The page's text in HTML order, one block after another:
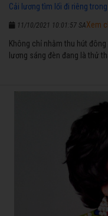
Cải lương tìm lối đi riêng
11/10/2021 10:01:57 SA
Không chỉ nhằm thu hút
lương sáng đèn đang là thử
Xem